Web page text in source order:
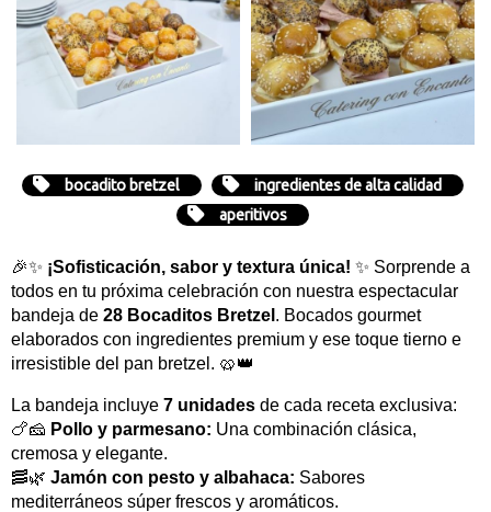
bocadito bretzel
ingredientes de alta calidad
aperitivos
🎉✨ ¡Sofisticación, sabor y textura única! ✨ Sorprende a
todos en tu próxima celebración con nuestra espectacular
bandeja de 28 Bocaditos Bretzel . Bocados gourmet
elaborados con ingredientes premium y ese toque tierno e
irresistible del pan bretzel. 🥨👑
La bandeja incluye 7 unidades de cada receta exclusiva:
🍗🧀 Pollo y parmesano: Una combinación clásica,
cremosa y elegante.
🥓🌿 Jamón con pesto y albahaca: Sabores
mediterráneos súper frescos y aromáticos.